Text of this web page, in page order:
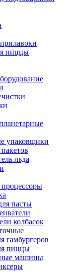
пиццы
упаковщики
льда
пасты
колбасок
гамбургеров
пиццы
машины